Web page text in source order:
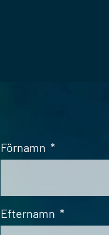
Förnamn *
Efternamn *